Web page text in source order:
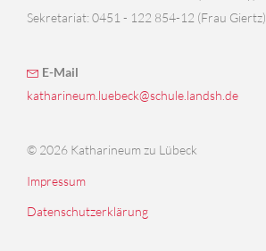
Sekretariat: 0451 - 122 854-12 (Frau Giertz)
E-Mail
katharineum.luebeck@schule.landsh.de
© 2026 Katharineum zu Lübeck
Impressum
Datenschutzerklärung